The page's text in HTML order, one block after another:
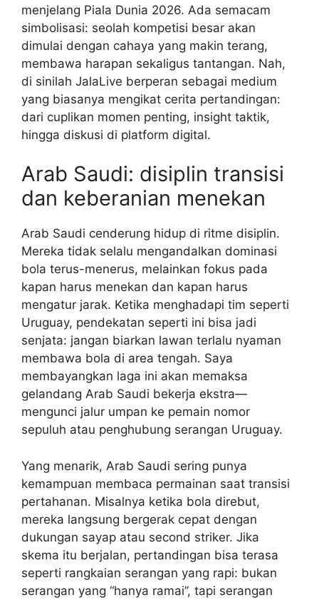
menjelang Piala Dunia 2026. Ada semacam
simbolisasi: seolah kompetisi besar akan
dimulai dengan cahaya yang makin terang,
membawa harapan sekaligus tantangan. Nah,
di sinilah JalaLive berperan sebagai medium
yang biasanya mengikat cerita pertandingan:
dari cuplikan momen penting, insight taktik,
hingga diskusi di platform digital.
Arab Saudi: disiplin transisi
dan keberanian menekan
Arab Saudi cenderung hidup di ritme disiplin.
Mereka tidak selalu mengandalkan dominasi
bola terus-menerus, melainkan fokus pada
kapan harus menekan dan kapan harus
mengatur jarak. Ketika menghadapi tim seperti
Uruguay, pendekatan seperti ini bisa jadi
senjata: jangan biarkan lawan terlalu nyaman
membawa bola di area tengah. Saya
membayangkan laga ini akan memaksa
gelandang Arab Saudi bekerja ekstra—
mengunci jalur umpan ke pemain nomor
sepuluh atau penghubung serangan Uruguay.
Yang menarik, Arab Saudi sering punya
kemampuan membaca permainan saat transisi
pertahanan. Misalnya ketika bola direbut,
mereka langsung bergerak cepat dengan
dukungan sayap atau second striker. Jika
skema itu berjalan, pertandingan bisa terasa
seperti rangkaian serangan yang rapi: bukan
serangan yang “hanya ramai”, tapi serangan